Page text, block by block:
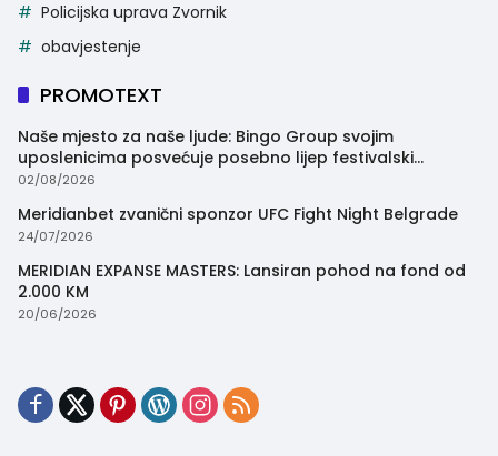
Policijska uprava Zvornik
obavjestenje
PROMOTEXT
Naše mjesto za naše ljude: Bingo Group svojim
uposlenicima posvećuje posebno lijep festivalski
trenutak
02/08/2026
Meridianbet zvanični sponzor UFC Fight Night Belgrade
24/07/2026
MERIDIAN EXPANSE MASTERS: Lansiran pohod na fond od
2.000 KM
20/06/2026